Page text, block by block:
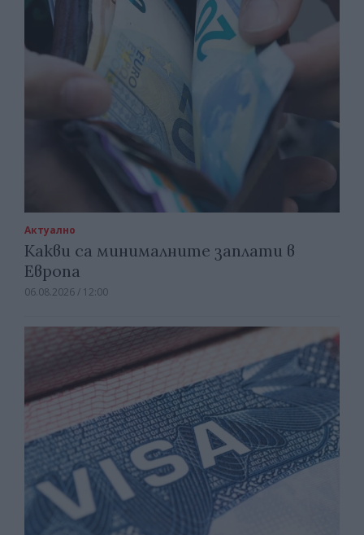
Актуално
Какви са минималните заплати в
Европа
06.08.2026 / 12:00